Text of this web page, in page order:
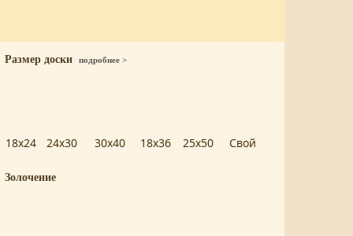
Размер доски подробнее >
18x24 24x30 30x40 18x36 25x50 Свой
Золочение